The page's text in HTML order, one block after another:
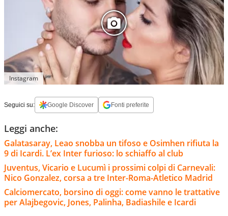
Instagram
Seguici su: Google Discover Fonti preferite
Leggi anche:
Galatasaray, Leao snobba un tifoso e Osimhen rifiuta la
9 di Icardi. L’ex Inter furioso: lo schiaffo al club
Juventus, Vicario e Lucumì i prossimi colpi di Carnevali:
Nico Gonzalez, corsa a tre Inter-Roma-Atletico Madrid
Calciomercato, borsino di oggi: come vanno le trattative
per Alajbegovic, Jones, Palinha, Badiashile e Icardi